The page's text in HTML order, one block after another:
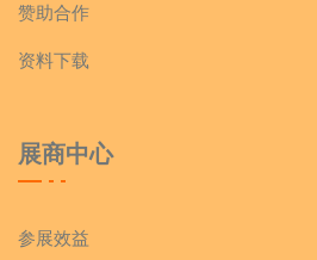
赞助合作
资料下载
展商中心
参展效益